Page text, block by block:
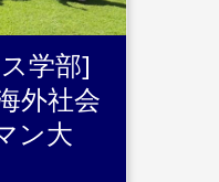
学部]
外社会
ン大